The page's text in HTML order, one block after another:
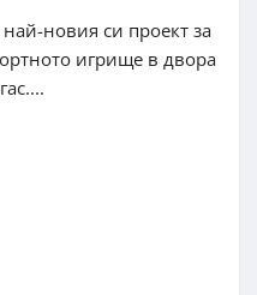
новия си проект за
игрище в двора